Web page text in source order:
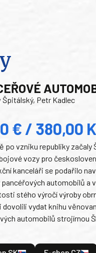
Petr Kadlec
€ / 380,00
po vzniku republiky začaly
vozy pro
kanceláři se podařilo
automobilů a
stého výročí výroby
dovolili vydat knihu
automobilů strojírnou